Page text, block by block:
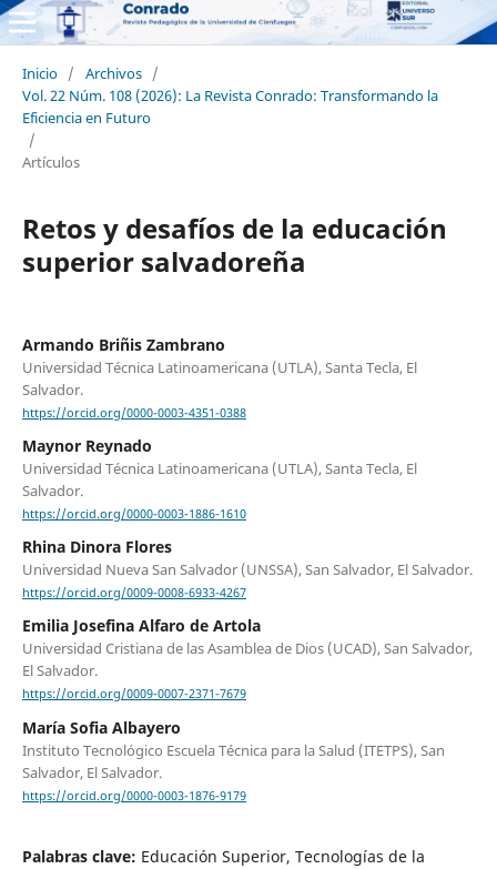
Inicio / Archivos /
Vol. 22 Núm. 108 (2026): La Revista Conrado: Transformando la
Eficiencia en Futuro
/
Artículos
Retos y desafíos de la educación
superior salvadoreña
Armando Briñis Zambrano
Universidad Técnica Latinoamericana (UTLA), Santa Tecla, El
Salvador.
https://orcid.org/0000-0003-4351-0388
Maynor Reynado
Universidad Técnica Latinoamericana (UTLA), Santa Tecla, El
Salvador.
https://orcid.org/0000-0003-1886-1610
Rhina Dinora Flores
Universidad Nueva San Salvador (UNSSA), San Salvador, El Salvador.
https://orcid.org/0009-0008-6933-4267
Emilia Josefina Alfaro de Artola
Universidad Cristiana de las Asamblea de Dios (UCAD), San Salvador,
El Salvador.
https://orcid.org/0009-0007-2371-7679
María Sofia Albayero
Instituto Tecnológico Escuela Técnica para la Salud (ITETPS), San
Salvador, El Salvador.
https://orcid.org/0000-0003-1876-9179
Palabras clave: Educación Superior, Tecnologías de la